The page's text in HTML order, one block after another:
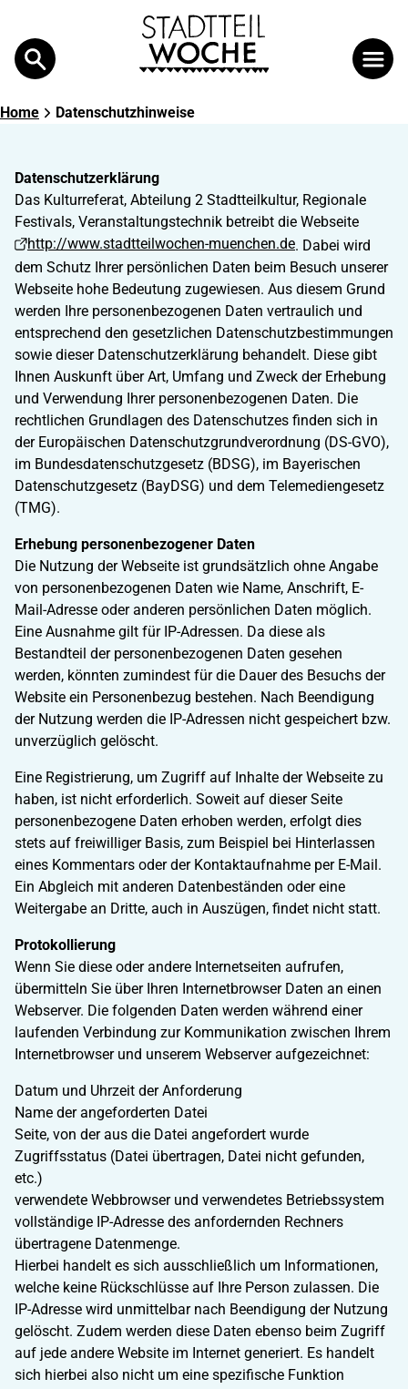
Search
Home
Datenschutzhinweise
Datenschutzerklärung
Das Kulturreferat, Abteilung 2 Stadtteilkultur, Regionale
Festivals, Veranstaltungstechnik betreibt die Webseite
http://www.stadtteilwochen-muenchen.de. Dabei wird
dem Schutz Ihrer persönlichen Daten beim Besuch unserer
Webseite hohe Bedeutung zugewiesen. Aus diesem Grund
werden Ihre personenbezogenen Daten vertraulich und
entsprechend den gesetzlichen Datenschutzbestimmungen
sowie dieser Datenschutzerklärung behandelt. Diese gibt
Ihnen Auskunft über Art, Umfang und Zweck der Erhebung
und Verwendung Ihrer personenbezogenen Daten. Die
rechtlichen Grundlagen des Datenschutzes finden sich in
der Europäischen Datenschutzgrundverordnung (DS-GVO),
im Bundesdatenschutzgesetz (BDSG), im Bayerischen
Datenschutzgesetz (BayDSG) und dem Telemediengesetz
(TMG).
Erhebung personenbezogener Daten
Die Nutzung der Webseite ist grundsätzlich ohne Angabe
von personenbezogenen Daten wie Name, Anschrift, E-
Mail-Adresse oder anderen persönlichen Daten möglich.
Eine Ausnahme gilt für IP-Adressen. Da diese als
Bestandteil der personenbezogenen Daten gesehen
werden, könnten zumindest für die Dauer des Besuchs der
Website ein Personenbezug bestehen. Nach Beendigung
der Nutzung werden die IP-Adressen nicht gespeichert bzw.
unverzüglich gelöscht.
Eine Registrierung, um Zugriff auf Inhalte der Webseite zu
haben, ist nicht erforderlich. Soweit auf dieser Seite
personenbezogene Daten erhoben werden, erfolgt dies
stets auf freiwilliger Basis, zum Beispiel bei Hinterlassen
eines Kommentars oder der Kontaktaufnahme per E-Mail.
Ein Abgleich mit anderen Datenbeständen oder eine
Weitergabe an Dritte, auch in Auszügen, findet nicht statt.
Protokollierung
Wenn Sie diese oder andere Internetseiten aufrufen,
übermitteln Sie über Ihren Internetbrowser Daten an einen
Webserver. Die folgenden Daten werden während einer
laufenden Verbindung zur Kommunikation zwischen Ihrem
Internetbrowser und unserem Webserver aufgezeichnet:
Datum und Uhrzeit der Anforderung
Name der angeforderten Datei
Seite, von der aus die Datei angefordert wurde
Zugriffsstatus (Datei übertragen, Datei nicht gefunden,
etc.)
verwendete Webbrowser und verwendetes Betriebssystem
vollständige IP-Adresse des anfordernden Rechners
übertragene Datenmenge.
Hierbei handelt es sich ausschließlich um Informationen,
welche keine Rückschlüsse auf Ihre Person zulassen. Die
IP-Adresse wird unmittelbar nach Beendigung der Nutzung
gelöscht. Zudem werden diese Daten ebenso beim Zugriff
auf jede andere Website im Internet generiert. Es handelt
sich hierbei also nicht um eine spezifische Funktion